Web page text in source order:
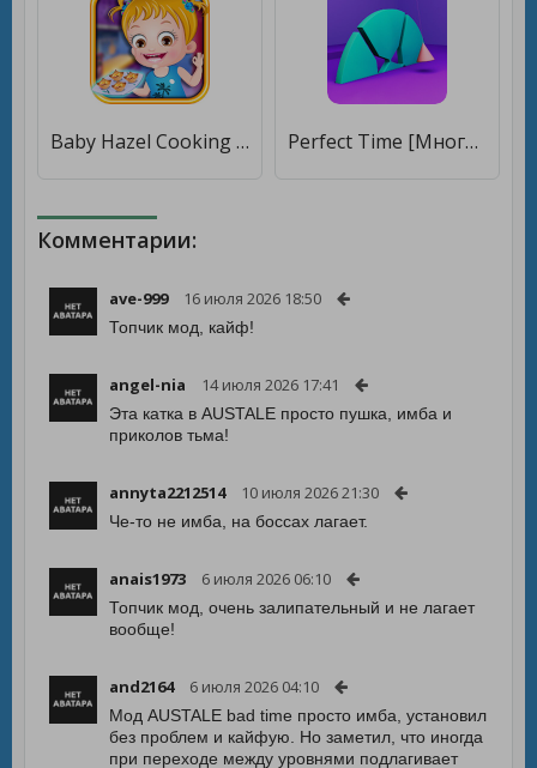
Baby Hazel Cooking Time [Бесплатные покупки] Perfect Time [Много денег]
Комментарии:
ave-999 16 июля 2026 18:50
Топчик мод, кайф!
angel-nia 14 июля 2026 17:41
Эта катка в AUSTALE просто пушка, имба и
приколов тьма!
annyta2212514 10 июля 2026 21:30
Че-то не имба, на боссах лагает.
anais1973 6 июля 2026 06:10
Топчик мод, очень залипательный и не лагает
вообще!
and2164 6 июля 2026 04:10
Мод AUSTALE bad time просто имба, установил
без проблем и кайфую. Но заметил, что иногда
при переходе между уровнями подлагивает